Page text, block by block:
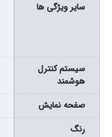
سایر ویژگی ها
سیستم کنترل
هوشمند
صفحه نمایش
رنگ